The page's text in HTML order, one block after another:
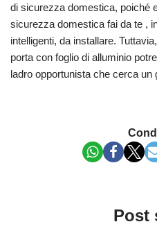
di sicurezza domestica, poiché
sicurezza domestica fai da te ,
intelligenti, da installare.
porta con foglio di alluminio
ladro opportunista che cerca un
Post